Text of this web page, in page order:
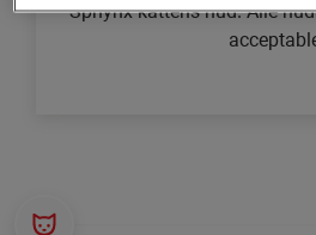
Sphynx-kattens hud. Alle